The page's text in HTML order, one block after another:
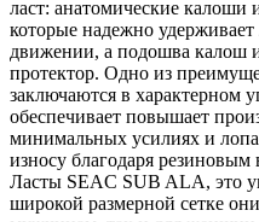
ласт: анатомические калоши
которые надежно
движении, а подошва калош
протектор. Одно из
заключаются в характерном
обеспечивает повышает
минимальных усилиях и
износу благодаря резиновым
Ласты SEAC SUB ALA, это
широкой размерной сетке